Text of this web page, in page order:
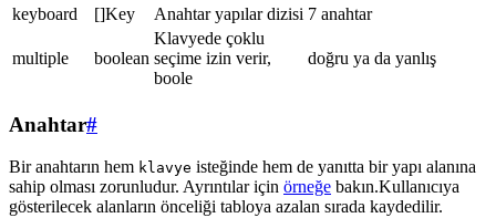
keyboard []Key Anahtar yapılar dizisi 7 anahtar
multiple boolean
Klavyede çoklu
seçime izin verir,
boole
doğru ya da yanlış
Anahtar#
Bir anahtarın hem klavye isteğinde hem de yanıtta bir yapı alanına
sahip olması zorunludur. Ayrıntılar için örneğe bakın.Kullanıcıya
gösterilecek alanların önceliği tabloya azalan sırada kaydedilir.